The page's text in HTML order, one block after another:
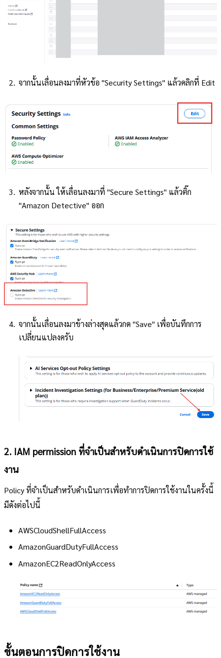
จากนั้นเลื่อนลงมาที่หัวข้อ "Security Settings" แล้วคลิกที่ Edit
หลังจากนั้น ให้เลื่อนลงมาที่ "Secure Settings" แล้วติ๊ก
"Amazon Detective" ออก
จากนั้นเลื่อนลงมาข้างล่างสุดแล้วกด "Save" เพื่อบันทึกการ
เปลี่ยนแปลงครับ
2. IAM permission ที่จำเป็นสำหรับดำเนินการปิดการใช้
งาน
Policy ที่จำเป็นสำหรับดำเนินการเพื่อทำการปิดการใช้งานในครั้งนี้
มีดังต่อไปนี้
AWSCloudShellFullAccess
AmazonGuardDutyFullAccess
AmazonEC2ReadOnlyAccess
ขั้นตอนการปิดการใช้งาน